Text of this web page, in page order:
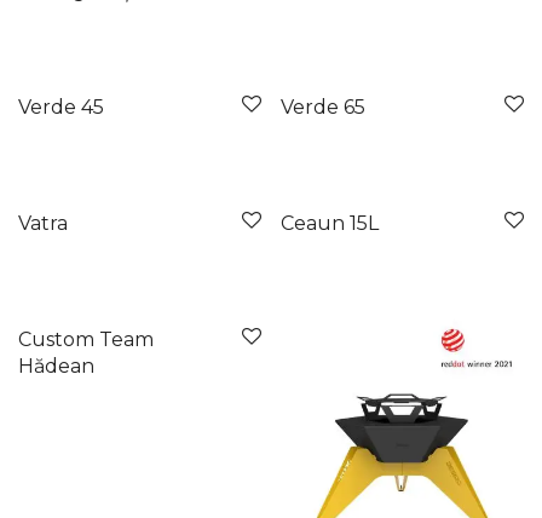
Verde 45 Verde 65
Vatra Ceaun 15L
Custom Team
Hădean